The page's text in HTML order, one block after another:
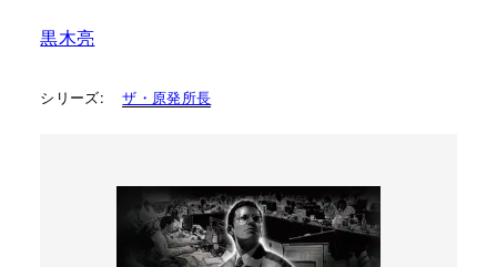
黒木亮
シリーズ: ザ・原発所長